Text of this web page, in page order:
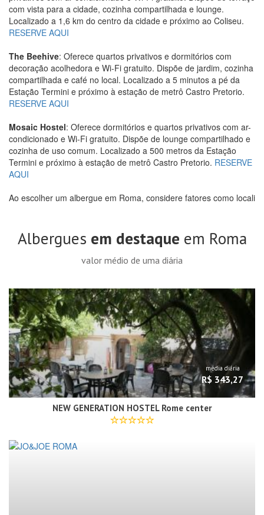
com vista para a cidade, cozinha compartilhada e lounge.
Localizado a 1,6 km do centro da cidade e próximo ao Coliseu.
RESERVE AQUI
The Beehive: Oferece quartos privativos e dormitórios com
decoração acolhedora e Wi-Fi gratuito. Dispõe de jardim, cozinha
compartilhada e café no local. Localizado a 5 minutos a pé da
Estação Termini e próximo à estação de metrô Castro Pretorio.
RESERVE AQUI
Mosaic Hostel: Oferece dormitórios e quartos privativos com ar-
condicionado e Wi-Fi gratuito. Dispõe de lounge compartilhado e
cozinha de uso comum. Localizado a 500 metros da Estação
Termini e próximo à estação de metrô Castro Pretorio. RESERVE
AQUI
Ao escolher um albergue em Roma, considere fatores como locali
Albergues em destaque em Roma
valor médio de uma diária
média diária
R$ 343,27
NEW GENERATION HOSTEL Rome center